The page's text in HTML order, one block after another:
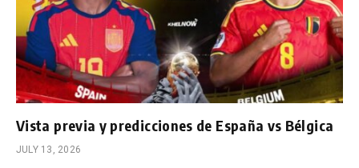
Vista previa y predicciones de España vs Bélgica
JULY 13, 2026